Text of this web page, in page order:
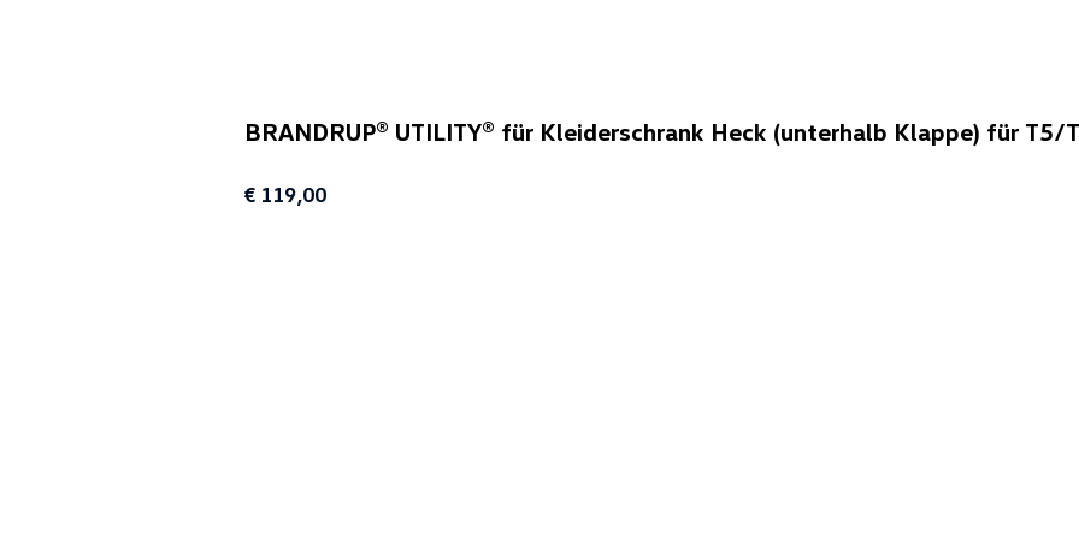
BRANDRUP® UTILITY® für Kleiderschrank Heck (unterhalb Klappe) für T5/
€ 119,00